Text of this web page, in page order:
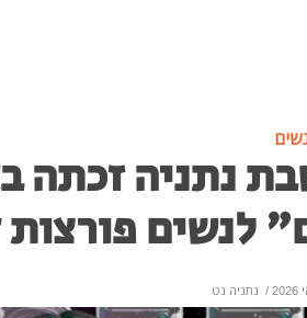
נתניה זכתה
לנשים
/ נתניה נט